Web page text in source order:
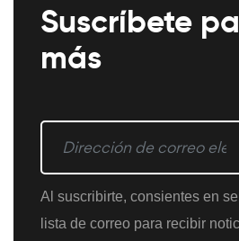
Suscríbete
más
Al suscribirte, consientes en
lista de correo para recibir